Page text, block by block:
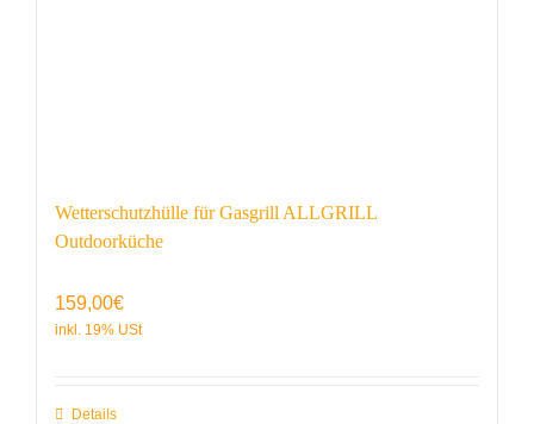
Wetterschutzhülle für Gasgrill ALLGRILL
Outdoorküche
159,00€
Details